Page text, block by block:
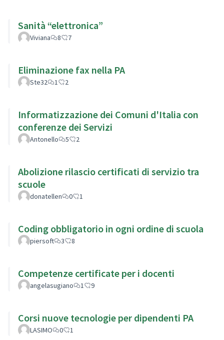
Sanità “elettronica”
Viviana 8 7
Eliminazione fax nella PA
Ste32 1 2
Informatizzazione dei Comuni d'Italia con
conferenze dei Servizi
Antonello 5 2
Abolizione rilascio certificati di servizio tra
scuole
donatellen 0 1
Coding obbligatorio in ogni ordine di scuola
piersoft 3 8
Competenze certificate per i docenti
angelasugiano 1 9
Corsi nuove tecnologie per dipendenti PA
LASIMO 0 1